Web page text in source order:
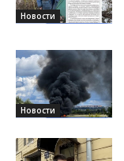
Новости
Новости